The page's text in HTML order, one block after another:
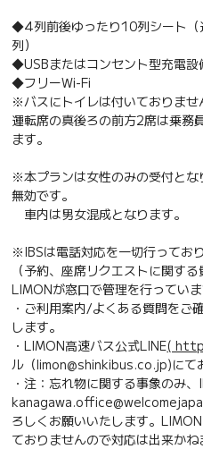
◆4列前後ゆったり10列シート
列）
◆USBまたはコンセント型充電
◆フリーWi-Fi
※バスにトイレは付いておりませ
運転席の真後ろの前方2席は乗務
ます。
※本プランは女性のみの受付と
無効です。
車内は男女混成となります。
※IBSは電話対応を一切行ってお
（予約、座席リクエストに関す
LIMONが窓口で管理を行っていま
・ご利用案内/よくある質問をご
します。
・LIMON高速バス公式LINE(
ル（limon@shinkibus.co.jp)にて
・注：忘れ物に関する事象のみ
ろしくお願いいたします。
ておりませんので対応は出来かね